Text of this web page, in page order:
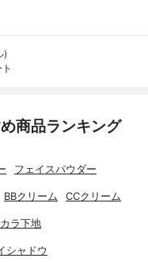
)
商品ランキング
フェイスパウダー
BBクリーム CCクリーム
ラ下地
シャドウ